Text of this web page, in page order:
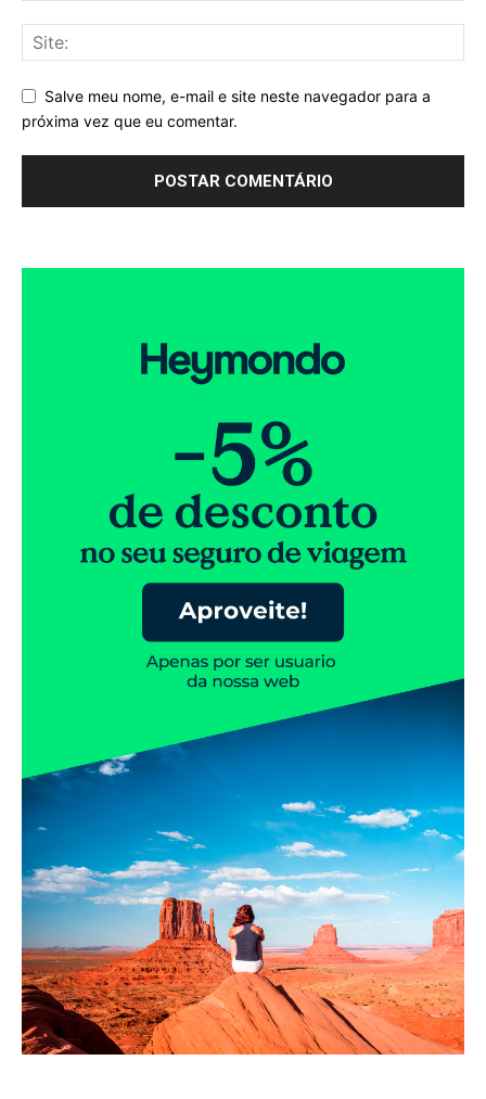
Salve meu nome, e-mail e site neste navegador para a
próxima vez que eu comentar.